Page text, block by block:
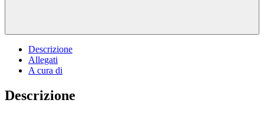
Descrizione
Allegati
A cura di
Descrizione